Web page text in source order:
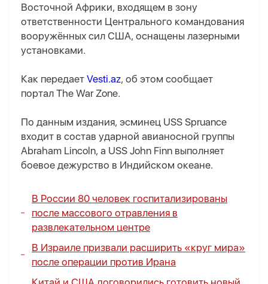
Восточной Африки, входящем в зону
ответственности Центрального командования
вооружённых сил США, оснащены лазерными
установками.
Как передает Vesti.az, об этом сообщает
портал The War Zone.
По данным издания, эсминец USS Spruance
входит в состав ударной авианосной группы
Abraham Lincoln, а USS John Finn выполняет
боевое дежурство в Индийском океане.
В России 80 человек госпитализированы
после массового отравления в
развлекательном центре
В Израиле призвали расширить «круг мира»
после операции против Ирана